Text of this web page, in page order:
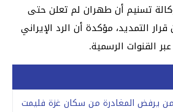
تسنيم أن طهران لم تعلن حتى
التمديد، مؤكدة أن الرد الإيراني
القنوات الرسمية.
يرفض المغادرة من سكان غزة فليمت